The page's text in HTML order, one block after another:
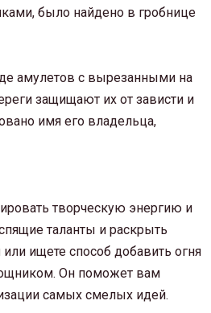
было найдено в гробнице
амулетов с вырезанными на
защищают их от зависти и
имя его владельца,
творческую энергию и
таланты и раскрыть
ищете способ добавить огня
Он поможет вам
самых смелых идей.